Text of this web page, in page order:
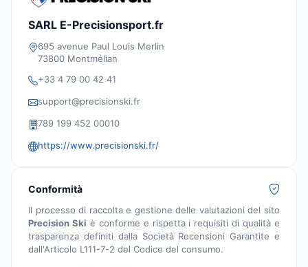
SARL E-Precisionsport.fr
695 avenue Paul Louis Merlin
73800 Montmélian
+33 4 79 00 42 41
support@precisionski.fr
789 199 452 00010
https://www.precisionski.fr/
Conformità
Il processo di raccolta e gestione delle valutazioni del sito
Precision Ski è conforme e rispetta i requisiti di qualità e
trasparenza definiti dalla Società Recensioni Garantite e
dall'Articolo L111-7-2 del Codice del consumo.